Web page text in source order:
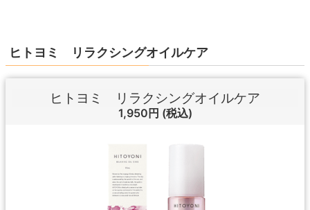
ヒトヨミ リラクシングオイルケア
ヒトヨミ リラクシングオイルケア
1,950円 (税込)